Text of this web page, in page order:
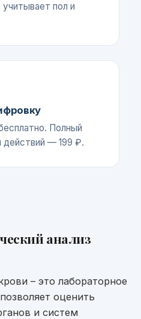
пол и
Полный
действий — 199 ₽.
анализ
– это лабораторное
оценить
и систем